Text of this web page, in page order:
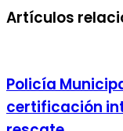
Artículos
Policía
certificación